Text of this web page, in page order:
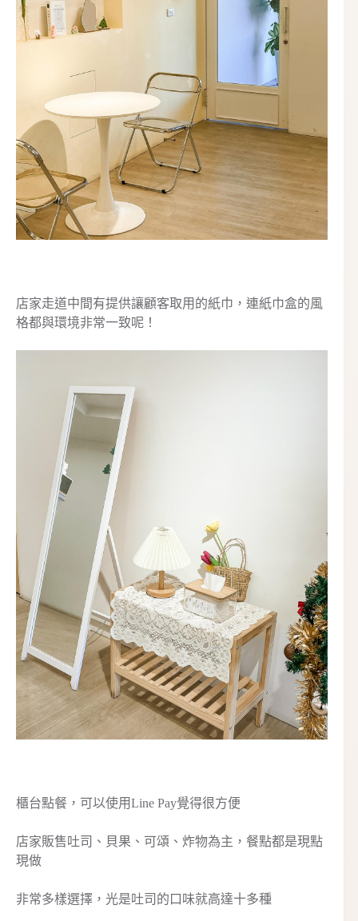
店家走道中間有提供讓顧客取用的紙巾，連紙巾盒的風
格都與環境非常一致呢！
櫃台點餐，可以使用Line Pay覺得很方便
店家販售吐司、貝果、可頌、炸物為主，餐點都是現點
現做
非常多樣選擇，光是吐司的口味就高達十多種